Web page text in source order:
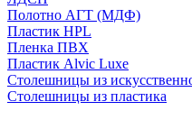
Полотно АГТ (МДФ)
Пластик HPL
Пленка ПВХ
Пластик Alvic Luxe
Столешницы из
Столешницы из пластика